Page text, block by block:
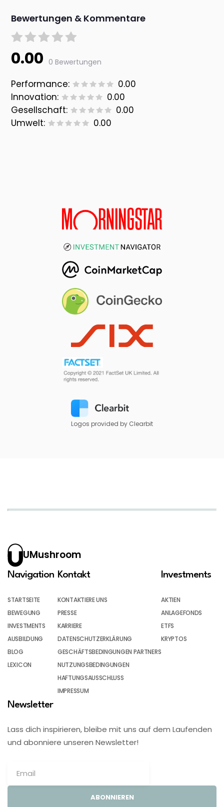
Bewertungen & Kommentare
0.00 0 Bewertungen
Performance:
0.00
Innovation:
0.00
Gesellschaft:
0.00
Umwelt:
0.00
Logos provided by Clearbit
UMushroom
Navigation
STARTSEITE
BEWEGUNG
INVESTMENTS
AUSBILDUNG
BLOG
LEXICON
Kontakt
KONTAKTIERE UNS
PRESSE
KARRIERE
DATENSCHUTZERKLÄRUNG
GESCHÄFTSBEDINGUNGEN PARTNERS
NUTZUNGSBEDINGUNGEN
HAFTUNGSAUSSCHLUSS
IMPRESSUM
Investments
AKTIEN
ANLAGEFONDS
ETFS
KRYPTOS
Newsletter
Lass dich inspirieren, bleibe mit uns auf dem Laufenden
und abonniere unseren Newsletter!
ABONNIEREN